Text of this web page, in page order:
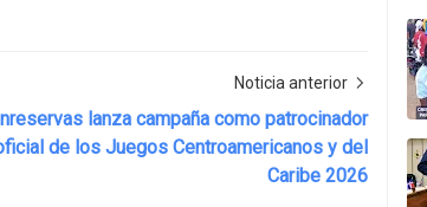
Noticia anterior
lanza campaña como patrocinador
de los Juegos Centroamericanos y del
Caribe 2026